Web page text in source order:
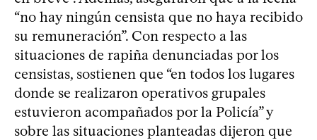
“no hay ningún censista que no haya recibido
su remuneración”. Con respecto a las
situaciones de rapiña denunciadas por los
censistas, sostienen que “en todos los lugares
donde se realizaron operativos grupales
estuvieron acompañados por la Policía” y
sobre las situaciones planteadas dijeron que